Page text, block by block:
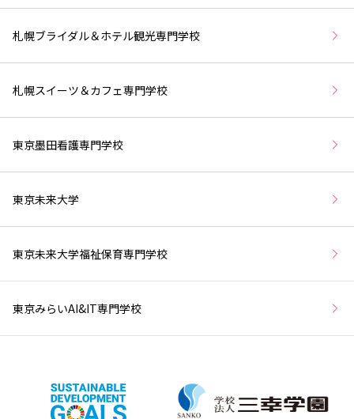
札幌ブライダル＆ホテル観光専門学校
札幌スイーツ＆カフェ専門学校
東京墨田看護専門学校
東京未来大学
東京未来大学福祉保育専門学校
東京みらいAI&IT専門学校